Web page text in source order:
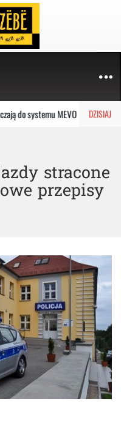
DZISIAJ
do systemu MEVO
stracone
przepisy